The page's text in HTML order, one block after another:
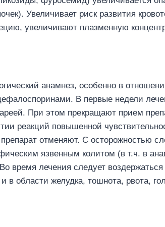
Увеличивает риск развития
увеличивают плазменную
анамнез, особенно в
В первые недели
При этом прекращают прием
реакций повышенной
отменяют. С осторожностью
язвенным колитом (в т.ч. в
время лечения следует
области желудка, тошнота, рвота,